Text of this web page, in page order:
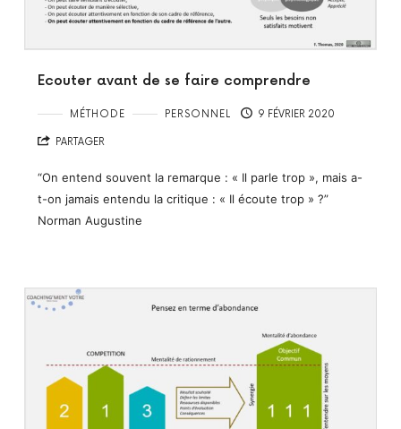
Ecouter avant de se faire comprendre
MÉTHODE PERSONNEL 9 FÉVRIER 2020
PARTAGER
“On entend souvent la remarque : « Il parle trop », mais a-
t-on jamais entendu la critique : « Il écoute trop » ?”
Norman Augustine